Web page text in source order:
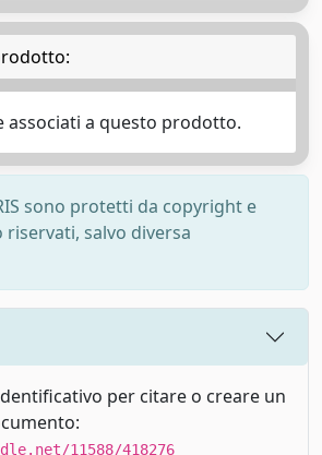
associati a questo prodotto.
sono protetti da copyright e
salvo diversa
per citare o creare un
11588/418276